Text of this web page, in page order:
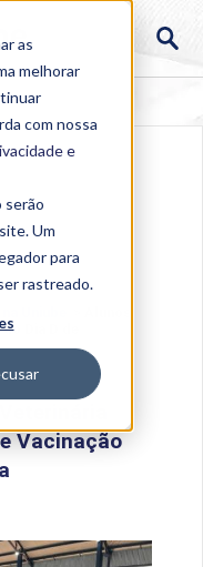
as
melhorar
com nossa
e
serão
Um
para
rastreado.
Dia D de
Vacinação